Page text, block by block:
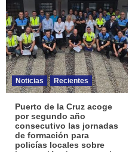
Noticias Recientes
Puerto de la Cruz acoge
por segundo año
consecutivo las jornadas
de formación para
policías locales sobre